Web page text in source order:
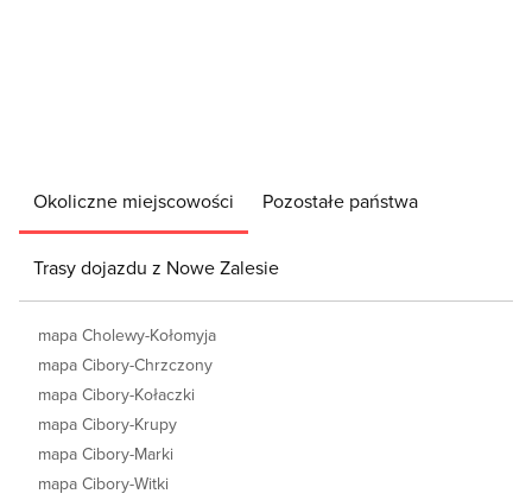
Okoliczne miejscowości Pozostałe państwa
Trasy dojazdu z Nowe Zalesie
mapa Cholewy-Kołomyja
mapa Cibory-Chrzczony
mapa Cibory-Kołaczki
mapa Cibory-Krupy
mapa Cibory-Marki
mapa Cibory-Witki